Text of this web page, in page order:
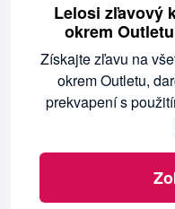
Lelosi zľavový
okrem
Získajte zľavu na
okrem Outletu,
prekvapení s